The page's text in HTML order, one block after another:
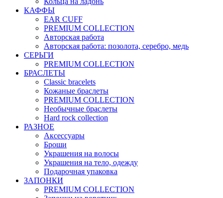
КАФФЫ
EAR CUFF
PREMIUM COLLECTION
Авторская работа
Авторская работа: позолота, серебро, медь
СЕРЬГИ
PREMIUM COLLECTION
БРАСЛЕТЫ
Classic bracelets
Кожаные браслеты
PREMIUM COLLECTION
Необычные браслеты
Hard rock collection
РАЗНОЕ
Аксессуары
Броши
Украшения на волосы
Украшения на тело, одежду
Подарочная упаковка
ЗАПОНКИ
PREMIUM COLLECTION